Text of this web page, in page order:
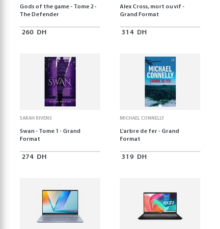
Gods of the game - Tome 2 -
The Defender
260 DH
Alex Cross, mort ou vif -
Grand Format
314 DH
SARAH RIVENS
Swan - Tome 1 - Grand
Format
274 DH
MICHAEL CONNELLY
L'arbre de fer - Grand
Format
319 DH